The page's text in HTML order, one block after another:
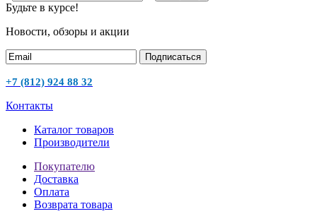
Будьте в курсе!
Новости, обзоры и акции
Подписаться
+7 (812) 924 88 32
Контакты
Каталог товаров
Производители
Покупателю
Доставка
Оплата
Возврата товара